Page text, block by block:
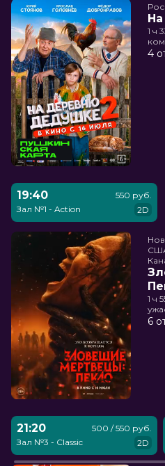
1 ч
4
19:40
Зал №1 - Action
550 руб.
2D
1 ч
6
21:20
Зал №3 - Classic
500 / 550 руб.
2D